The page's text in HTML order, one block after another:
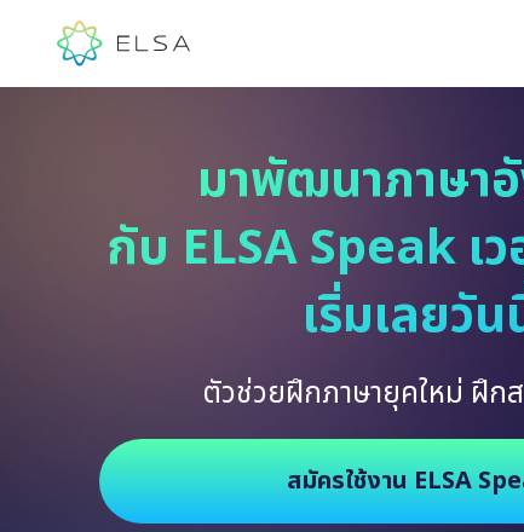
มาพัฒนาภาษา
กับ ELSA Speak เ
เริ่มเลยวัน
ตัวช่วยฝึกภาษายุคใหม่ ฝึก
สมัครใช้งาน ELSA